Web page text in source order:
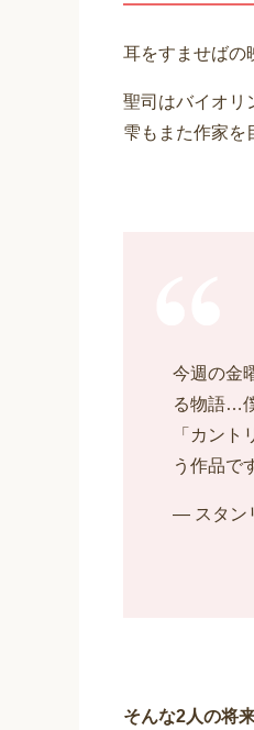
耳をすませばの
聖司はバイオリ
雫もまた作家を
今週の金
る物語…
「カン
う作品で
— スタン
そんな2人の将